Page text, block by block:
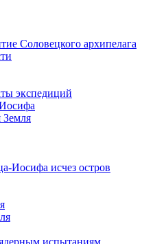
Соловецкого архипелага
экспедиций
Земля
Иосифа исчез остров